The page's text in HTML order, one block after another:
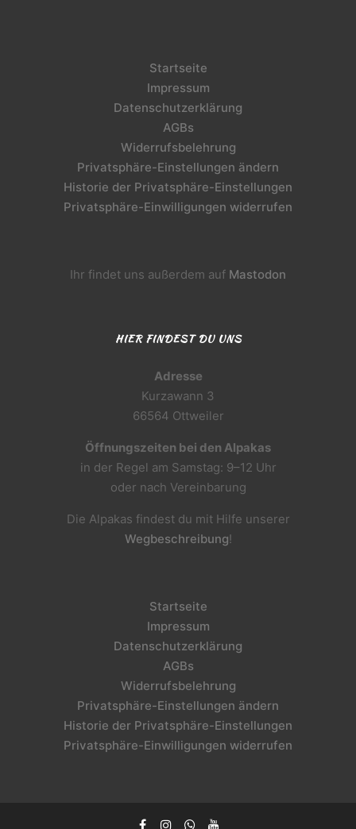
Startseite
Impressum
Datenschutzerklärung
AGBs
Widerrufsbelehrung
Privatsphäre-Einstellungen ändern
Historie der Privatsphäre-Einstellungen
Privatsphäre-Einwilligungen widerrufen
Ihr findet uns außerdem auf Mastodon
HIER FINDEST DU UNS
Adresse
Kurzawann 3
66564 Ottweiler
Öffnungszeiten bei den Alpakas
in der Regel am Samstag: 9–12 Uhr
oder nach Vereinbarung
Die Alpakas findest du mit Hilfe unserer
Wegbeschreibung!
Startseite
Impressum
Datenschutzerklärung
AGBs
Widerrufsbelehrung
Privatsphäre-Einstellungen ändern
Historie der Privatsphäre-Einstellungen
Privatsphäre-Einwilligungen widerrufen